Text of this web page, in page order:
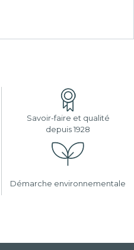
Savoir-faire et qualité
depuis 1928
Démarche environnementale